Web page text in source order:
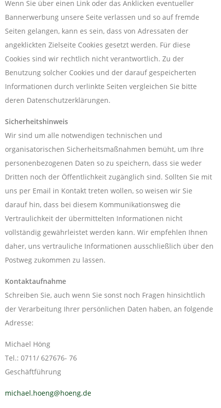
Wenn Sie über einen Link oder das Anklicken eventueller
Bannerwerbung unsere Seite verlassen und so auf fremde
Seiten gelangen, kann es sein, dass von Adressaten der
angeklickten Zielseite Cookies gesetzt werden. Für diese
Cookies sind wir rechtlich nicht verantwortlich. Zu der
Benutzung solcher Cookies und der darauf gespeicherten
Informationen durch verlinkte Seiten vergleichen Sie bitte
deren Datenschutzerklärungen.
Sicherheitshinweis
Wir sind um alle notwendigen technischen und
organisatorischen Sicherheitsmaßnahmen bemüht, um Ihre
personenbezogenen Daten so zu speichern, dass sie weder
Dritten noch der Öffentlichkeit zugänglich sind. Sollten Sie mit
uns per Email in Kontakt treten wollen, so weisen wir Sie
darauf hin, dass bei diesem Kommunikationsweg die
Vertraulichkeit der übermittelten Informationen nicht
vollständig gewährleistet werden kann. Wir empfehlen Ihnen
daher, uns vertrauliche Informationen ausschließlich über den
Postweg zukommen zu lassen.
Kontaktaufnahme
Schreiben Sie, auch wenn Sie sonst noch Fragen hinsichtlich
der Verarbeitung Ihrer persönlichen Daten haben, an folgende
Adresse:
Michael Höng
Tel.: 0711/ 627676- 76
Geschäftführung
michael.hoeng@hoeng.de